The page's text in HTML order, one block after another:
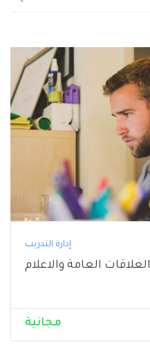
إدارة التدريب
العلاقات العامة والاعلام
مجانية